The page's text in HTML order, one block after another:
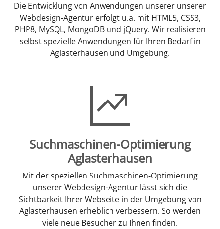
Die Entwicklung von Anwendungen unserer unserer
Webdesign-Agentur erfolgt u.a. mit HTML5, CSS3,
PHP8, MySQL, MongoDB und jQuery. Wir realisieren
selbst spezielle Anwendungen für Ihren Bedarf in
Aglasterhausen und Umgebung.
Suchmaschinen-Optimierung
Aglasterhausen
Mit der speziellen Suchmaschinen-Optimierung
unserer Webdesign-Agentur lässt sich die
Sichtbarkeit Ihrer Webseite in der Umgebung von
Aglasterhausen erheblich verbessern. So werden
viele neue Besucher zu Ihnen finden.